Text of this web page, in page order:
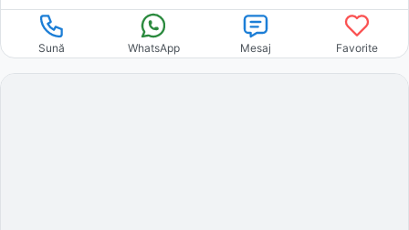
Sună WhatsApp Mesaj Favorite